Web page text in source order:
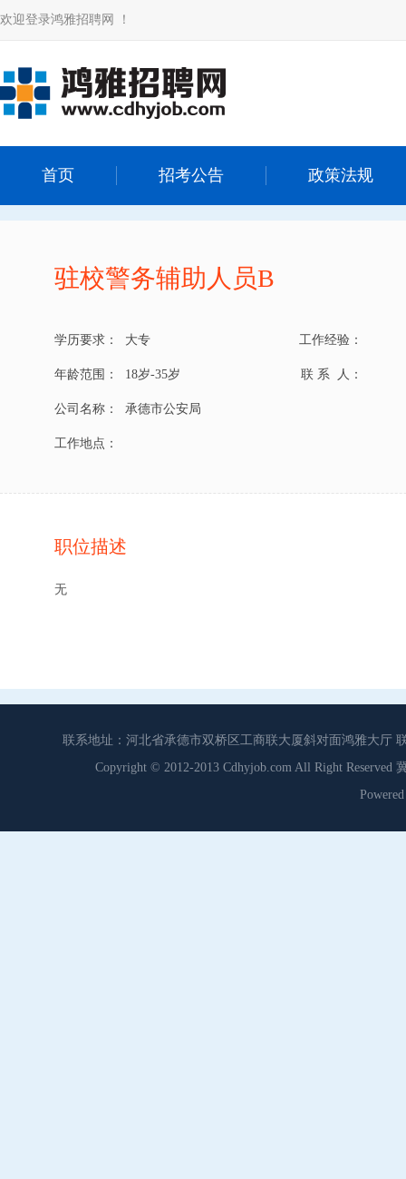
欢迎登录鸿雅招聘网 ！
首页 招考公告 政策法规
驻校警务辅助人员B
学历要求： 大专 工作经验：
年龄范围： 18岁-35岁 联 系 人：
公司名称： 承德市公安局
工作地点：
职位描述
无
联系地址：河北省承德市双桥区工商联大厦斜对面鸿雅大厅
Copyright © 2012-2013 Cdhyjob.com All Right Reserved